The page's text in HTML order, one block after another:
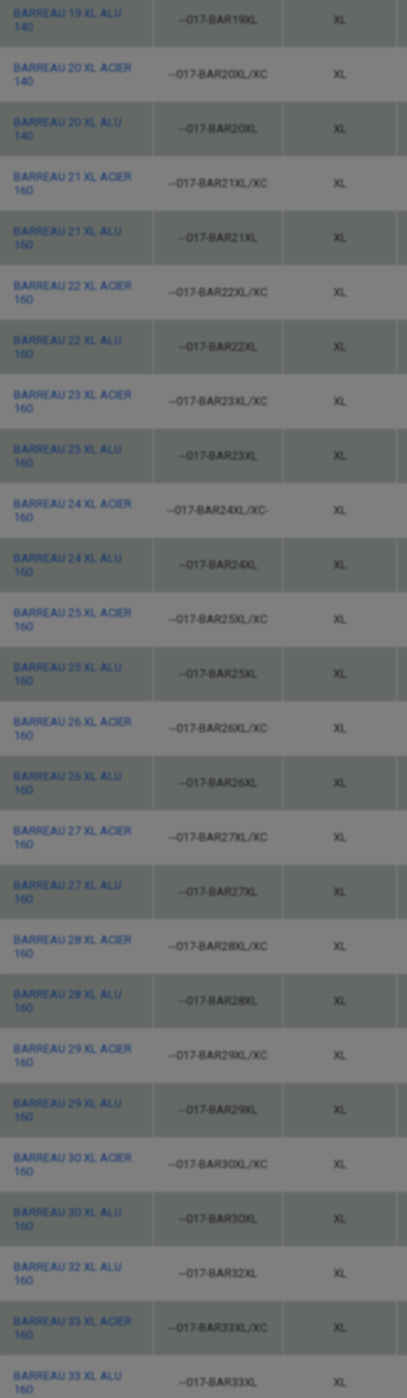
BARREAU 19 XL ALU
140
--017-BAR19XL XL
BARREAU 20 XL ACIER
140
--017-BAR20XL/XC XL
BARREAU 20 XL ALU
140
--017-BAR20XL XL
BARREAU 21 XL ACIER
160
--017-BAR21XL/XC XL
BARREAU 21 XL ALU
160
--017-BAR21XL XL
BARREAU 22 XL ACIER
160
--017-BAR22XL/XC XL
BARREAU 22 XL ALU
160
--017-BAR22XL XL
BARREAU 23 XL ACIER
160
--017-BAR23XL/XC XL
BARREAU 23 XL ALU
160
--017-BAR23XL XL
BARREAU 24 XL ACIER
160
--017-BAR24XL/XC- XL
BARREAU 24 XL ALU
160
--017-BAR24XL XL
BARREAU 25 XL ACIER
160
--017-BAR25XL/XC XL
BARREAU 25 XL ALU
160
--017-BAR25XL XL
BARREAU 26 XL ACIER
160
--017-BAR26XL/XC XL
BARREAU 26 XL ALU
160
--017-BAR26XL XL
BARREAU 27 XL ACIER
160
--017-BAR27XL/XC XL
BARREAU 27 XL ALU
160
--017-BAR27XL XL
BARREAU 28 XL ACIER
160
--017-BAR28XL/XC XL
BARREAU 28 XL ALU
160
--017-BAR28XL XL
BARREAU 29 XL ACIER
160
--017-BAR29XL/XC XL
BARREAU 29 XL ALU
160
--017-BAR29XL XL
BARREAU 30 XL ACIER
160
--017-BAR30XL/XC XL
BARREAU 30 XL ALU
160
--017-BAR30XL XL
BARREAU 32 XL ALU
160
--017-BAR32XL XL
BARREAU 33 XL ACIER
160
--017-BAR33XL/XC XL
BARREAU 33 XL ALU
160
--017-BAR33XL XL